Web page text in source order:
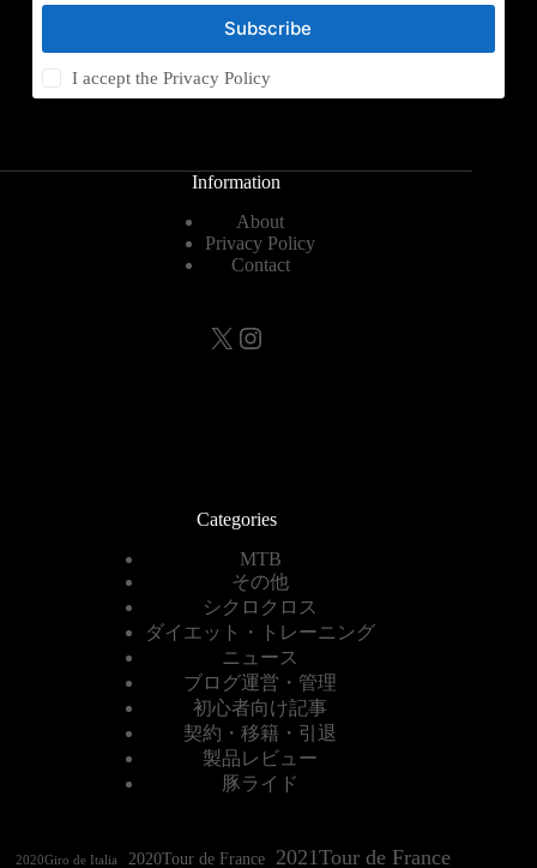
Subscribe
I accept thePrivacy Policy
Information
About
Privacy Policy
Contact
X Instagram
Categories
MTB
その他
シクロクロス
ダイエット・トレーニング
ニュース
ブログ運営・管理
初心者向け記事
契約・移籍・引退
製品レビュー
豚ライド
2020Giro de Italia 2020Tour de France 2021Tour de France